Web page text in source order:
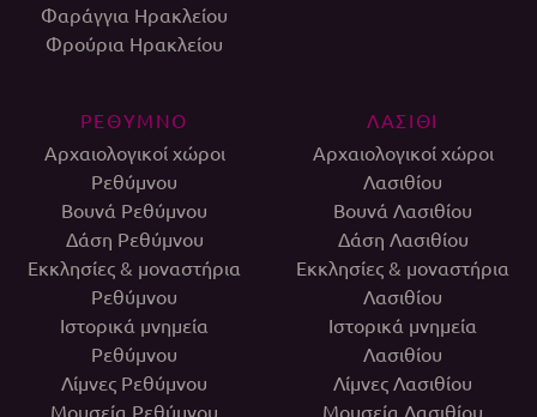
Φαράγγια Ηρακλείου
Φρούρια Ηρακλείου
ΡΕΘΥΜΝΟ
Αρχαιολογικοί χώροι
Ρεθύμνου
Βουνά Ρεθύμνου
Δάση Ρεθύμνου
Εκκλησίες & μοναστήρια
Ρεθύμνου
Ιστορικά μνημεία
Ρεθύμνου
Λίμνες Ρεθύμνου
Μουσεία Ρεθύμνου
ΛΑΣΙΘΙ
Αρχαιολογικοί χώροι
Λασιθίου
Βουνά Λασιθίου
Δάση Λασιθίου
Εκκλησίες & μοναστήρια
Λασιθίου
Ιστορικά μνημεία
Λασιθίου
Λίμνες Λασιθίου
Μουσεία Λασιθίου